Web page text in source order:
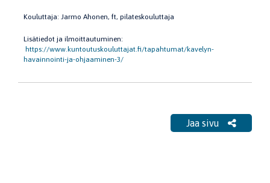
Kouluttaja: Jarmo Ahonen, ft, pilateskouluttaja
Lisätiedot ja ilmoittautuminen:
https://www.kuntoutuskouluttajat.fi/tapahtumat/kavelyn-
havainnointi-ja-ohjaaminen-3/
Jaa sivu